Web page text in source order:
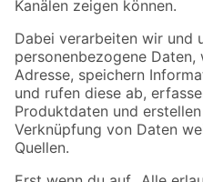
Folge uns
Zahlungsarten
Sicher einkaufen